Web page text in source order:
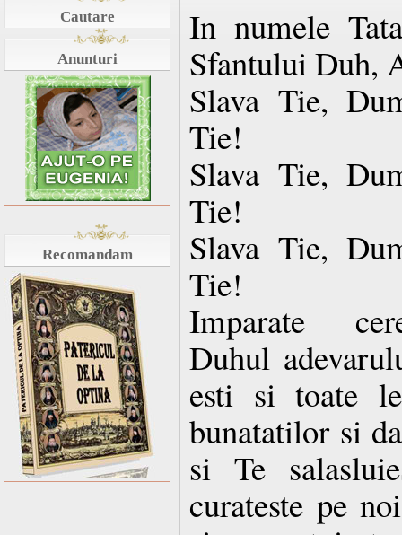
Cautare
Anunturi
Recomandam
In numele
Sfantului Duh,
Slava Tie,
Tie!
Slava Tie,
Tie!
Slava Tie,
Tie!
Imparate
Duhul
esti si toate
bunatatilor si
si Te
curateste pe